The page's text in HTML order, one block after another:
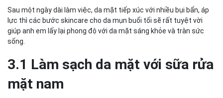
Sau một ngày dài làm việc, da mặt tiếp xúc với nhiều bụi bẩn, áp
lực thì các bước skincare cho da mụn buổi tối sẽ rất tuyệt vời
giúp anh em lấy lại phong độ với da mặt sáng khỏe và tràn sức
sống.
3.1 Làm sạch da mặt với sữa rửa
mặt nam